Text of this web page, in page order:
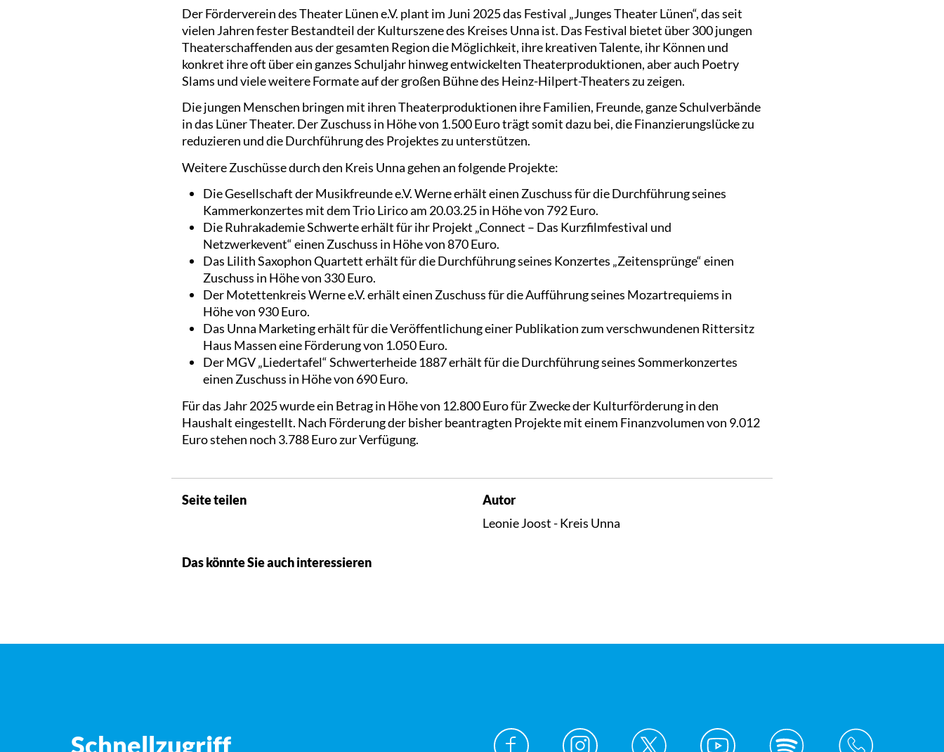
Der Förderverein des Theater Lünen e.V. plant im Juni 2025 das Festival „Junges Theater Lünen“, das seit
vielen Jahren fester Bestandteil der Kulturszene des Kreises Unna ist. Das Festival bietet über 300 jungen
Theaterschaffenden aus der gesamten Region die Möglichkeit, ihre kreativen Talente, ihr Können und
konkret ihre oft über ein ganzes Schuljahr hinweg entwickelten Theaterproduktionen, aber auch Poetry
Slams und viele weitere Formate auf der großen Bühne des Heinz-Hilpert-Theaters zu zeigen.
Die jungen Menschen bringen mit ihren Theaterproduktionen ihre Familien, Freunde, ganze Schulverbände
in das Lüner Theater. Der Zuschuss in Höhe von 1.500 Euro trägt somit dazu bei, die Finanzierungslücke zu
reduzieren und die Durchführung des Projektes zu unterstützen.
Weitere Zuschüsse durch den Kreis Unna gehen an folgende Projekte:
Die Gesellschaft der Musikfreunde e.V. Werne erhält einen Zuschuss für die Durchführung seines
Kammerkonzertes mit dem Trio Lirico am 20.03.25 in Höhe von 792 Euro.
Die Ruhrakademie Schwerte erhält für ihr Projekt „Connect – Das Kurzfilmfestival und
Netzwerkevent“ einen Zuschuss in Höhe von 870 Euro.
Das Lilith Saxophon Quartett erhält für die Durchführung seines Konzertes „Zeitensprünge“ einen
Zuschuss in Höhe von 330 Euro.
Der Motettenkreis Werne e.V. erhält einen Zuschuss für die Aufführung seines Mozartrequiems in
Höhe von 930 Euro.
Das Unna Marketing erhält für die Veröffentlichung einer Publikation zum verschwundenen Rittersitz
Haus Massen eine Förderung von 1.050 Euro.
Der MGV „Liedertafel“ Schwerterheide 1887 erhält für die Durchführung seines Sommerkonzertes
einen Zuschuss in Höhe von 690 Euro.
Für das Jahr 2025 wurde ein Betrag in Höhe von 12.800 Euro für Zwecke der Kulturförderung in den
Haushalt eingestellt. Nach Förderung der bisher beantragten Projekte mit einem Finanzvolumen von 9.012
Euro stehen noch 3.788 Euro zur Verfügung.
Seite teilen
Autor
Leonie Joost - Kreis Unna
Das könnte Sie auch interessieren
Schnellzugriff